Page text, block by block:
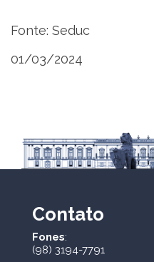
Fonte: Seduc
01/03/2024
Contato
Fones:
(98) 3194-7791